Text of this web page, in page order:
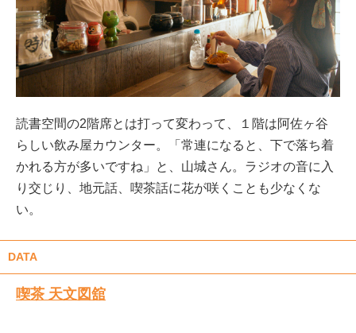
読書空間の2階席とは打って変わって、１階は阿佐ヶ谷
らしい飲み屋カウンター。「常連になると、下で落ち着
かれる方が多いですね」と、山城さん。ラジオの音に入
り交じり、地元話、喫茶話に花が咲くことも少なくな
い。
DATA
喫茶 天文図舘